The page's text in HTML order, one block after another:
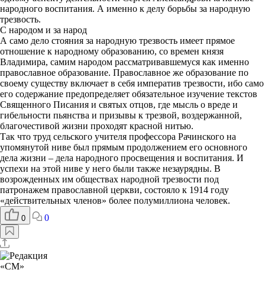
народного воспитания. А именно к делу борьбы за народную
трезвость.
С народом и за народ
А само дело стояния за народную трезвость имеет прямое
отношение к народному образованию, со времен князя
Владимира, самим народом рассматривавшемуся как именно
православное образование. Православное же образование по
своему существу включает в себя императив трезвости, ибо само
его содержание предопределяет обязательное изучение текстов
Священного Писания и святых отцов, где мысль о вреде и
гибельности пьянства и призывы к трезвой, воздержанной,
благочестивой жизни проходят красной нитью.
Так что труд сельского учителя профессора Рачинского на
упомянутой ниве был прямым продолжением его основного
дела жизни – дела народного просвещения и воспитания. И
успехи на этой ниве у него были также незаурядны. В
возрожденных им обществах народной трезвости под
патронажем православной церкви, состояло к 1914 году
«действительных членов» более полумиллиона человек.
0 0